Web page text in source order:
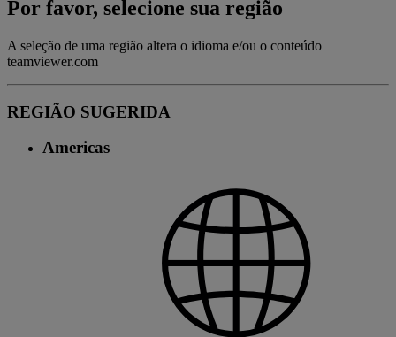
Por favor, selecione sua região
A seleção de uma região altera o idioma e/ou o conteúdo
teamviewer.com
REGIÃO SUGERIDA
Americas